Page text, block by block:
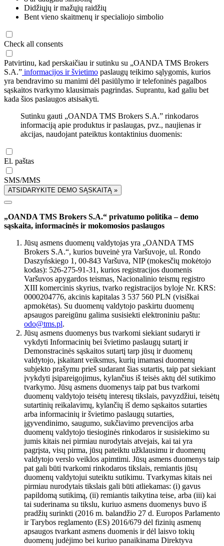
Didžiųjų ir mažųjų raidžių
Bent vieno skaitmenų ir specialiojo simbolio
Check all consents
Patvirtinu, kad perskaičiau ir sutinku su „OANDA TMS Brokers
S.A.” informacijos ir švietimo paslaugų teikimo sąlygomis, kurios
yra bendravimo su manimi dėl pasiūlymo ir telefoninės pagalbos
sąskaitos tvarkymo klausimais pagrindas. Suprantu, kad galiu bet
kada šios paslaugos atsisakyti.
Sutinku gauti „OANDA TMS Brokers S.A.” rinkodaros
informaciją apie produktus ir paslaugas, pvz., naujienas ir
akcijas, naudojant pateiktus kontaktinius duomenis:
El. paštas
SMS/MMS
ATSIDARYKITE DEMO SĄSKAITĄ »
„OANDA TMS Brokers S.A.“ privatumo politika – demo
sąskaita, informacinės ir mokomosios paslaugos
Jūsų asmens duomenų valdytojas yra „OANDA TMS
Brokers S.A.“, kurios buveinė yra Varšuvoje, ul. Rondo
Daszyńskiego 1, 00-843 Varšuva, NIP (mokesčių mokėtojo
kodas): 526-275-91-31, kurios registracijos duomenis
Varšuvos apygardos teismas, Nacionalinio teismų registro
XIII komercinis skyrius, tvarko registracijos byloje Nr. KRS:
0000204776, akcinis kapitalas 3 537 560 PLN (visiškai
apmokėtas). Su duomenų valdytojo paskirtu duomenų
apsaugos pareigūnu galima susisiekti elektroniniu paštu:
odo@tms.pl.
Jūsų asmens duomenys bus tvarkomi siekiant sudaryti ir
vykdyti Informacinių bei švietimo paslaugų sutartį ir
Demonstracinės sąskaitos sutartį tarp jūsų ir duomenų
valdytojo, įskaitant veiksmus, kurių imamasi duomenų
subjekto prašymu prieš sudarant šias sutartis, taip pat siekiant
įvykdyti įsipareigojimus, kylančius iš teisės aktų dėl sutikimo
tvarkymo. Jūsų asmens duomenys taip pat bus tvarkomi
duomenų valdytojo teisėtų interesų tikslais, pavyzdžiui, teisėtų
sutartinių reikalavimų, kylančių iš demo sąskaitos sutarties
arba informacinių ir švietimo paslaugų sutarties,
įgyvendinimo, saugumo, sukčiavimo prevencijos arba
duomenų valdytojo tiesioginės rinkodaros ir susisiekimo su
jumis kitais nei pirmiau nurodytais atvejais, kai tai yra
pagrįsta, visų pirma, jūsų pateiktu užklausimu ir duomenų
valdytojo verslo veiklos apimtimi. Jūsų asmens duomenys taip
pat gali būti tvarkomi rinkodaros tikslais, remiantis jūsų
duomenų valdytojui suteiktu sutikimu. Tvarkymas kitais nei
pirmiau nurodytais tikslais gali būti atliekamas: (i) gavus
papildomą sutikimą, (ii) remiantis taikytina teise, arba (iii) kai
tai suderinama su tikslu, kuriuo asmens duomenys buvo iš
pradžių surinkti (2016 m. balandžio 27 d. Europos Parlamento
ir Tarybos reglamento (ES) 2016/679 dėl fizinių asmenų
apsaugos tvarkant asmens duomenis ir dėl laisvo tokių
duomenų judėjimo bei kuriuo panaikinama Direktyva